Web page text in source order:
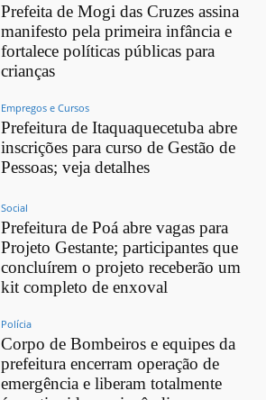
Prefeita de Mogi das Cruzes assina
manifesto pela primeira infância e
fortalece políticas públicas para
crianças
Empregos e Cursos
Prefeitura de Itaquaquecetuba abre
inscrições para curso de Gestão de
Pessoas; veja detalhes
Social
Prefeitura de Poá abre vagas para
Projeto Gestante; participantes que
concluírem o projeto receberão um
kit completo de enxoval
Polícia
Corpo de Bombeiros e equipes da
prefeitura encerram operação de
emergência e liberam totalmente